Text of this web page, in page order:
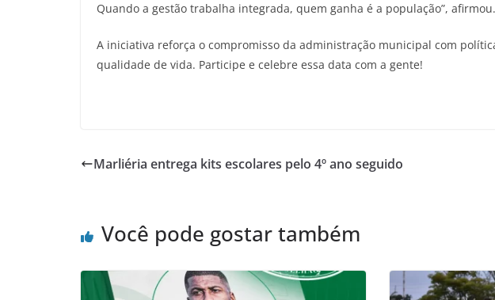
Quando a gestão trabalha integrada, quem ganha é a população”, afirmou.
A iniciativa reforça o compromisso da administração municipal com
qualidade de vida. Participe e celebre essa data com a gente!
Marliéria entrega kits escolares pelo 4º ano seguido
Você pode gostar também